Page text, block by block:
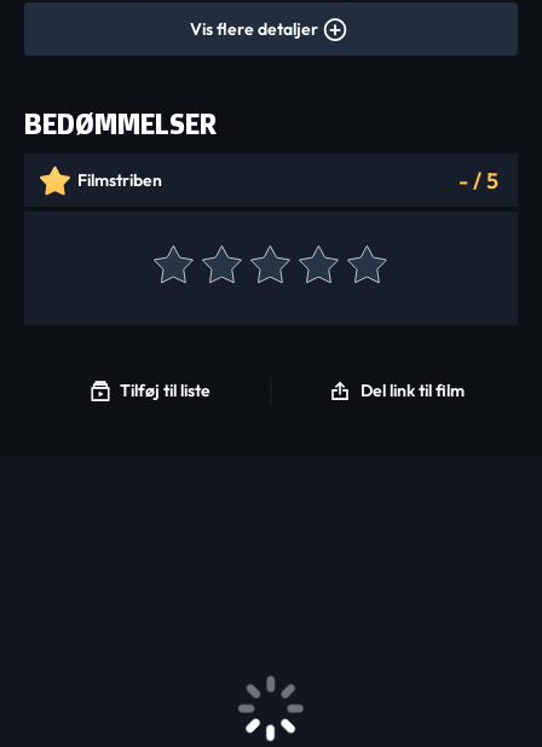
Vis flere detaljer
BEDØMMELSER
Filmstriben -/5
Tilføj til liste Del link til film